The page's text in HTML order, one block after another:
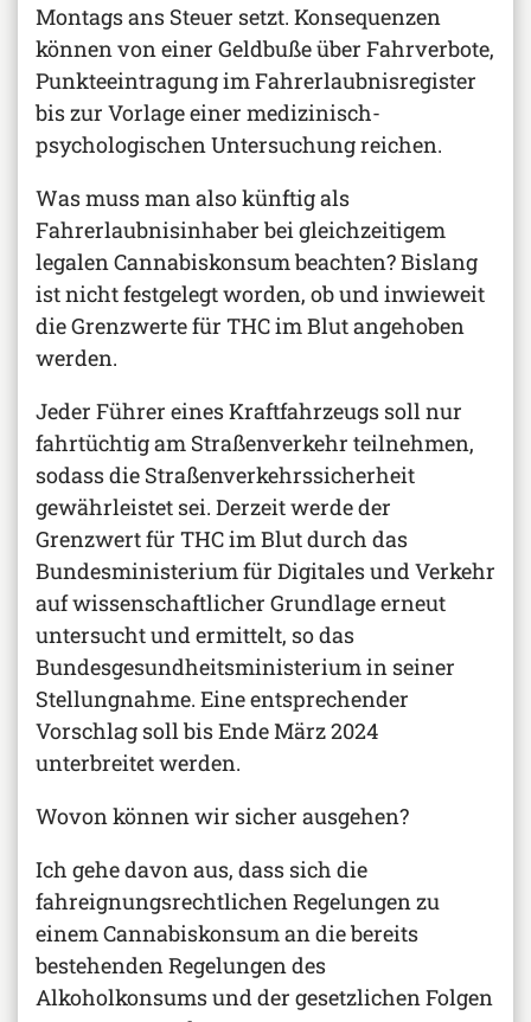
Montags ans Steuer setzt. Konsequenzen
können von einer Geldbuße über Fahrverbote,
Punkteeintragung im Fahrerlaubnisregister
bis zur Vorlage einer medizinisch-
psychologischen Untersuchung reichen.
Was muss man also künftig als
Fahrerlaubnisinhaber bei gleichzeitigem
legalen Cannabiskonsum beachten? Bislang
ist nicht festgelegt worden, ob und inwieweit
die Grenzwerte für THC im Blut angehoben
werden.
Jeder Führer eines Kraftfahrzeugs soll nur
fahrtüchtig am Straßenverkehr teilnehmen,
sodass die Straßenverkehrssicherheit
gewährleistet sei. Derzeit werde der
Grenzwert für THC im Blut durch das
Bundesministerium für Digitales und Verkehr
auf wissenschaftlicher Grundlage erneut
untersucht und ermittelt, so das
Bundesgesundheitsministerium in seiner
Stellungnahme. Eine entsprechender
Vorschlag soll bis Ende März 2024
unterbreitet werden.
Wovon können wir sicher ausgehen?
Ich gehe davon aus, dass sich die
fahreignungsrechtlichen Regelungen zu
einem Cannabiskonsum an die bereits
bestehenden Regelungen des
Alkoholkonsums und der gesetzlichen Folgen